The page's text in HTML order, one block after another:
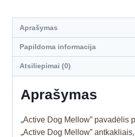
Aprašymas
Papildoma informacija
Atsiliepimai (0)
Aprašymas
„Active Dog Mellow” pavadėlis
„Active Dog Mellow”